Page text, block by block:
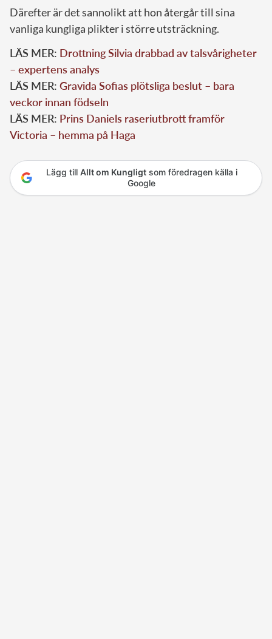
Därefter är det sannolikt att hon återgår till sina
vanliga kungliga plikter i större utsträckning.
LÄS MER: Drottning Silvia drabbad av talsvårigheter
– expertens analys
LÄS MER: Gravida Sofias plötsliga beslut – bara
veckor innan födseln
LÄS MER: Prins Daniels raseriutbrott framför
Victoria – hemma på Haga
Lägg till Allt om Kungligtsom föredragen källa i
Google